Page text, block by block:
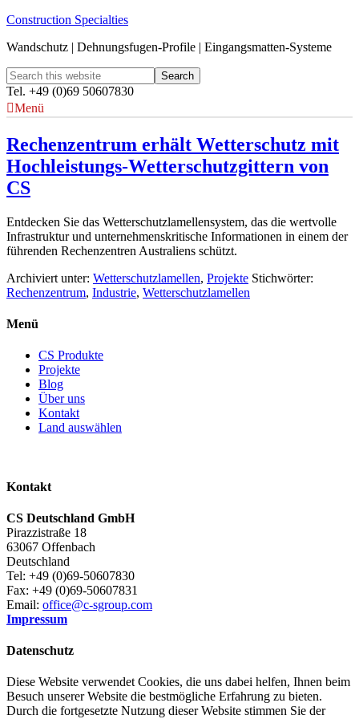
Construction Specialties
Wandschutz | Dehnungsfugen-Profile | Eingangsmatten-Systeme
Tel. +49 (0)69 50607830
Menü
Rechenzentrum erhält Wetterschutz mit
Hochleistungs‑Wetterschutzgittern von
CS
Entdecken Sie das Wetterschutzlamellensystem, das die wertvolle
Infrastruktur und unternehmenskritische Informationen in einem der
führenden Rechenzentren Australiens schützt.
Archiviert unter: Wetterschutzlamellen, Projekte Stichwörter:
Rechenzentrum, Industrie, Wetterschutzlamellen
Menü
CS Produkte
Projekte
Blog
Über uns
Kontakt
Land auswählen
Kontakt
CS Deutschland GmbH
Pirazzistraße 18
63067 Offenbach
Deutschland
Tel: +49 (0)69-50607830
Fax: +49 (0)69-50607831
Email: office@c-sgroup.com
Impressum
Datenschutz
Diese Website verwendet Cookies, die uns dabei helfen, Ihnen beim
Besuch unserer Website die bestmögliche Erfahrung zu bieten.
Durch die fortgesetzte Nutzung dieser Website stimmen Sie der